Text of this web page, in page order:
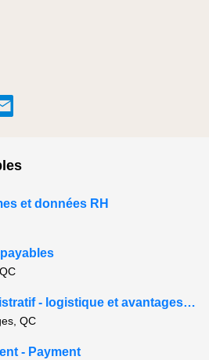
et données RH
Technicien(ne) administratif - logistique et avantages imposables
QC
- Payment